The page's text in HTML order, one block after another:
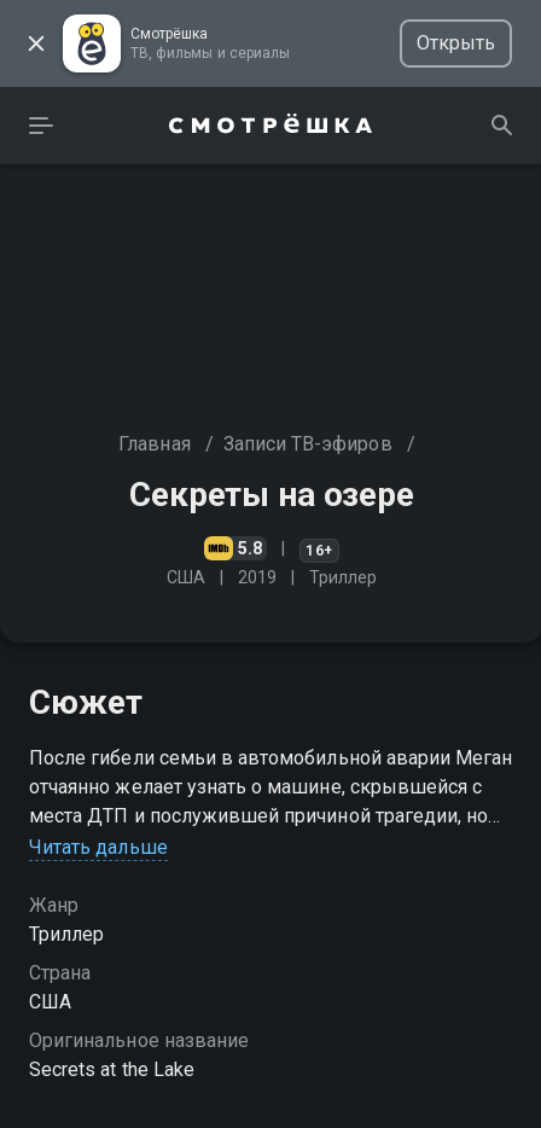
Смотрёшка
ТВ, фильмы и сериалы
Открыть
Главная / Записи ТВ-эфиров /
Секреты на озере
5.8 16+
США 2019 Триллер
Сюжет
После гибели семьи в автомобильной аварии Меган
отчаянно желает узнать о машине, скрывшейся с
места ДТП и послужившей причиной трагедии, но
её стремление может привести к очередной череде
Читать дальше
Жанр
Триллер
Страна
США
Оригинальное название
Secrets at the Lake